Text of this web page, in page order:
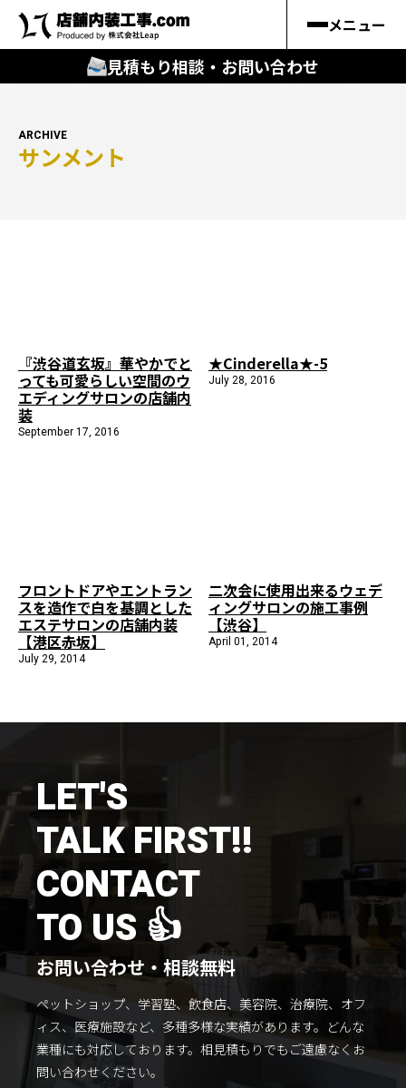
メニュー
見積もり相談・お問い合わせ
キーワードから
はじめての方
店舗内装工事.comの強み
施工までの流れ
ARCHIVE
サンメント
『渋谷道玄坂』華やかでと
っても可愛らしい空間のウ
エディングサロンの店舗内
装
September 17, 2016
★Cinderella★-5
July 28, 2016
フロントドアやエントラン
スを造作で白を基調とした
エステサロンの店舗内装
【港区赤坂】
July 29, 2014
二次会に使用出来るウェデ
ィングサロンの施工事例
【渋谷】
April 01, 2014
LET'S
TALK FIRST!!
CONTACT
TO US 👍
お問い合わせ・相談無料
ペットショップ、学習塾、飲食店、美容院、治療院、オフ
ィス、医療施設など、多種多様な実績があります。 どんな
業種にも対応しております。 相見積もりでもご遠慮なくお
問い合わせください。